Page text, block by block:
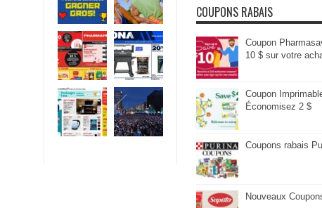
COUPONS RABAIS
Coupon
10 $ sur votre
Coupon
Économisez 2 $
Coupons rabais
Nouveaux